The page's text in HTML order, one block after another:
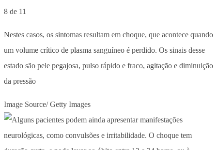
8 de 11
Nestes casos, os sintomas resultam em choque, que acontece quando
um volume crítico de plasma sanguíneo é perdido. Os sinais desse
estado são pele pegajosa, pulso rápido e fraco, agitação e diminuição
da pressão
Image Source/ Getty Images